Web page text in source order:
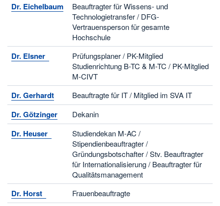
Dr. Eichelbaum
Beauftragter für Wissens- und
Technologietransfer / DFG-
Vertrauensperson für gesamte
Hochschule
Dr. Elsner
Prüfungsplaner / PK-Mitglied
Studienrichtung B-TC & M-TC / PK-Mitglied
M-CIVT
Dr. Gerhardt Beauftragte für IT / Mitglied im SVA IT
Dr. Götzinger Dekanin
Dr. Heuser
Studiendekan M-AC /
Stipendienbeauftragter /
Gründungsbotschafter / Stv. Beauftragter
für Internationalisierung / Beauftragter für
Qualitätsmanagement
Dr. Horst Frauenbeauftragte